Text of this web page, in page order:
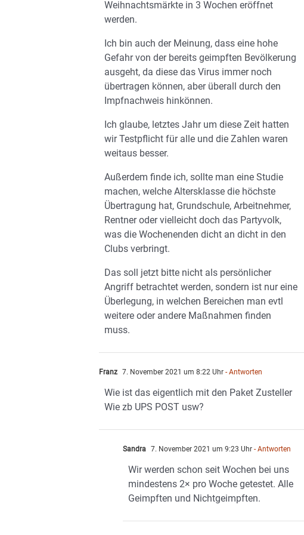
Weihnachtsmärkte in 3 Wochen eröffnet
werden.
Ich bin auch der Meinung, dass eine hohe
Gefahr von der bereits geimpften Bevölkerung
ausgeht, da diese das Virus immer noch
übertragen können, aber überall durch den
Impfnachweis hinkönnen.
Ich glaube, letztes Jahr um diese Zeit hatten
wir Testpflicht für alle und die Zahlen waren
weitaus besser.
Außerdem finde ich, sollte man eine Studie
machen, welche Altersklasse die höchste
Übertragung hat, Grundschule, Arbeitnehmer,
Rentner oder vielleicht doch das Partyvolk,
was die Wochenenden dicht an dicht in den
Clubs verbringt.
Das soll jetzt bitte nicht als persönlicher
Angriff betrachtet werden, sondern ist nur eine
Überlegung, in welchen Bereichen man evtl
weitere oder andere Maßnahmen finden
muss.
Franz 7. November 2021 um 8:22 Uhr - Antworten
Wie ist das eigentlich mit den Paket Zusteller
Wie zb UPS POST usw?
Sandra 7. November 2021 um 9:23 Uhr - Antworten
Wir werden schon seit Wochen bei uns
mindestens 2× pro Woche getestet. Alle
Geimpften und Nichtgeimpften.